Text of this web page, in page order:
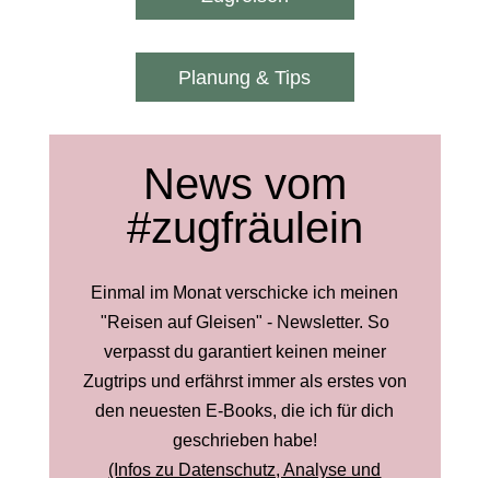
Planung & Tips
News vom
#zugfräulein
Einmal im Monat verschicke ich meinen
"Reisen auf Gleisen" - Newsletter. So
verpasst du garantiert keinen meiner
Zugtrips und erfährst immer als erstes von
den neuesten E-Books, die ich für dich
geschrieben habe!
(Infos zu Datenschutz, Analyse und